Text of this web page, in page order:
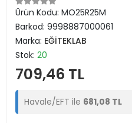
Ürün Kodu: MO25R25M
Barkod: 9998887000061
Marka: EĞİTEKLAB
Stok: 20
709,46 TL
Havale/EFT ile 681,08 TL